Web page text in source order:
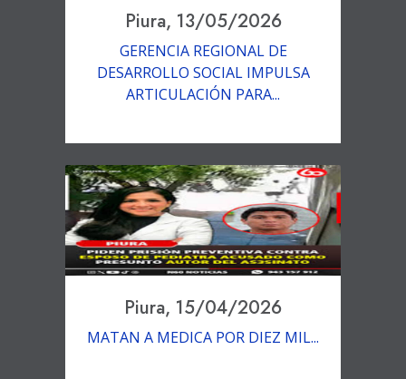
Piura, 13/05/2026
GERENCIA REGIONAL DE
DESARROLLO SOCIAL IMPULSA
ARTICULACIÓN PARA...
Piura, 15/04/2026
MATAN A MEDICA POR DIEZ MIL...